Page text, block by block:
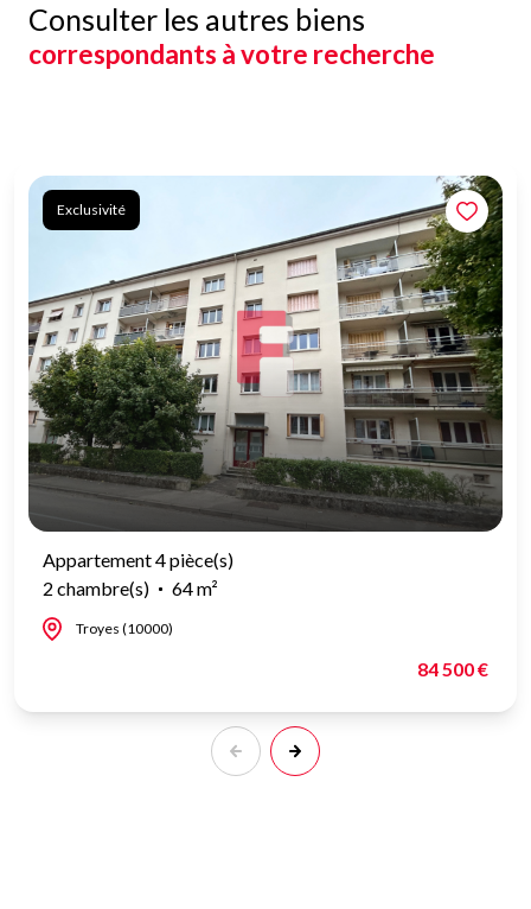
Consulter les autres biens
correspondants à votre recherche
Exclusivité
Appartement 4 pièce(s)
2 chambre(s)
64 m²
Troyes (10000)
84 500 €